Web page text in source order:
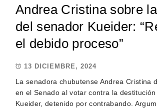
Andrea Cristina sobre
del senador Kueider:
el debido proceso”
13 DICIEMBRE, 2024
La senadora chubutense Andrea Cristina
en el Senado al votar contra la
Kueider, detenido por contrabando.